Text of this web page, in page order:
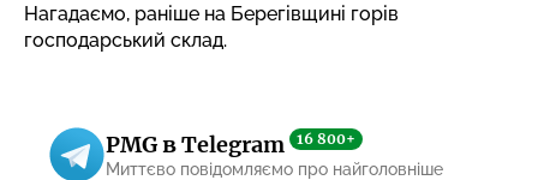
Нагадаємо, раніше на Берегівщині горів
господарський склад.
PMG в Telegram 16 800+
Миттєво повідомляємо про найголовніше